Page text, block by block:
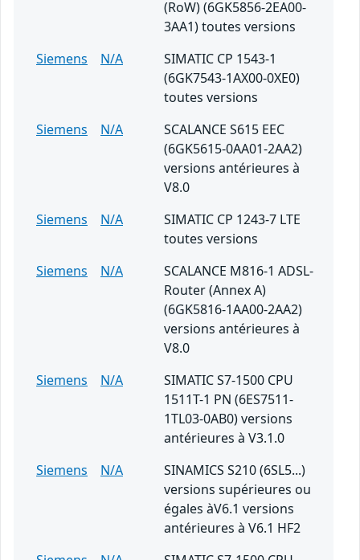
(RoW) (6GK5856-2EA00-
3AA1) toutes versions
Siemens
N/A
SIMATIC CP 1543-1
(6GK7543-1AX00-0XE0)
toutes versions
Siemens
N/A
SCALANCE S615 EEC
(6GK5615-0AA01-2AA2)
versions antérieures à
V8.0
Siemens
N/A
SIMATIC CP 1243-7 LTE
toutes versions
Siemens
N/A
SCALANCE M816-1 ADSL-
Router (Annex A)
(6GK5816-1AA00-2AA2)
versions antérieures à
V8.0
Siemens
N/A
SIMATIC S7-1500 CPU
1511T-1 PN (6ES7511-
1TL03-0AB0) versions
antérieures à V3.1.0
Siemens
N/A
SINAMICS S210 (6SL5...)
versions supérieures ou
égales àV6.1 versions
antérieures à V6.1 HF2